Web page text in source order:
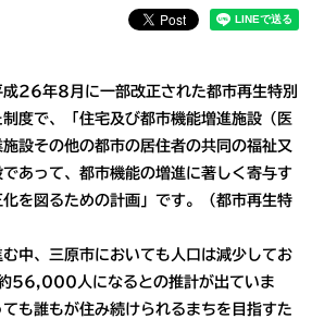
26年8月に一部改正された都市再生特別
度で、「住宅及び都市機能増進施設（医
設その他の都市の居住者の共同の福祉又
あって、都市機能の増進に著しく寄与す
を図るための計画」です。（都市再生特
中、三原市においても人口は減少してお
56,000人になるとの推計が出ていま
も誰もが住み続けられるまちを目指すた